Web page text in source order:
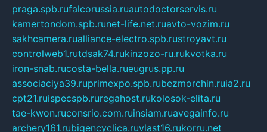
praga.spb.rufalcorussia.ruautodoctorservis.ru
kamertondom.spb.runet-life.net.ruavto-vozim.ru
sakhcamera.rualliance-electro.spb.rustroyavt.ru
controlweb1.rutdsak74.rukinzozo-ru.rukvotka.ru
iron-snab.rucosta-bella.rueugrus.pp.ru
associaciya39.ruprimexpo.spb.rubezmorchin.ruia2.ru
cpt21.ruispecspb.ruregahost.rukolosok-elita.ru
tae-kwon.ruconsrio.com.ruinsiam.ruavegainfo.ru
archery161.rubigencyclica.ruvlast16.rukorru.net